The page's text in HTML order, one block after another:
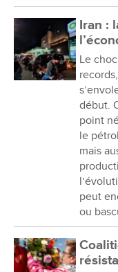
Iran :
Le
début.
point
le
mais
peut
ou